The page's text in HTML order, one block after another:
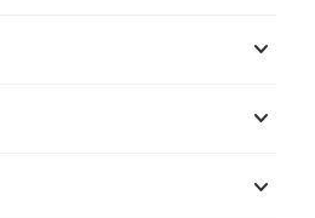
keyboard_arrow_down
keyboard_arrow_down
keyboard_arrow_down